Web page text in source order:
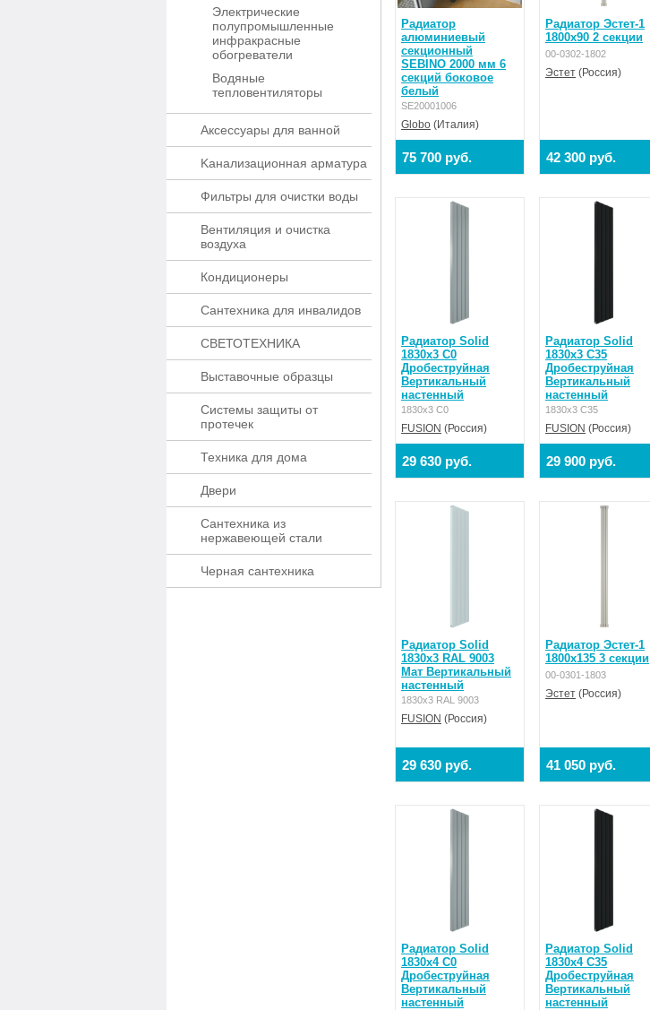
Электрические
полупромышленные
инфракрасные
обогреватели
Водяные
тепловентиляторы
Аксессуары для ванной
Kaнaлизaционнaя apматypa
Фильтры для очистки воды
Вентиляция и очистка
воздуха
Кондиционеры
Сантехника для инвалидов
СВЕТОТЕХНИКА
Выставочные образцы
Системы защиты от
протечек
Техника для дома
Двери
Сантехника из
нержавеющей стали
Черная сантехника
Радиатор
алюминиевый
секционный
SEBINO 2000 мм 6
секций боковое
белый
SE20001006
Globo (Италия)
75 700 руб.
Радиатор Эстет-1
1800х90 2 секции
00-0302-1802
Эстет (Россия)
42 300 руб.
Радиатор Solid
1830x3 C0
Дробеструйная
Вертикальный
настенный
1830x3 C0
FUSION (Россия)
29 630 руб.
Радиатор Solid
1830x3 C35
Дробеструйная
Вертикальный
настенный
1830x3 C35
FUSION (Россия)
29 900 руб.
Радиатор Solid
1830x3 RAL 9003
Мат Вертикальный
настенный
1830x3 RAL 9003
FUSION (Россия)
29 630 руб.
Радиатор Эстет-1
1800х135 3 секции
00-0301-1803
Эстет (Россия)
41 050 руб.
Радиатор Solid
1830x4 C0
Дробеструйная
Вертикальный
настенный
Радиатор Solid
1830x4 C35
Дробеструйная
Вертикальный
настенный